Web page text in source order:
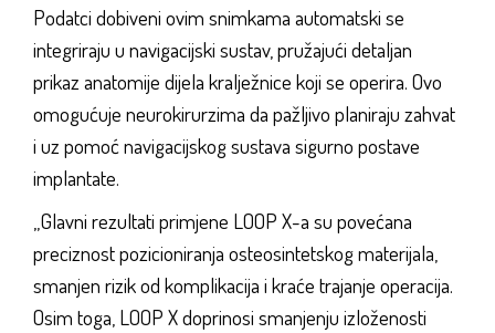
Podatci dobiveni ovim snimkama automatski se
integriraju u navigacijski sustav, pružajući detaljan
prikaz anatomije dijela kralježnice koji se operira. Ovo
omogućuje neurokirurzima da pažljivo planiraju zahvat
i uz pomoć navigacijskog sustava sigurno postave
implantate.
„Glavni rezultati primjene LOOP X-a su povećana
preciznost pozicioniranja osteosintetskog materijala,
smanjen rizik od komplikacija i kraće trajanje operacija.
Osim toga, LOOP X doprinosi smanjenju izloženosti